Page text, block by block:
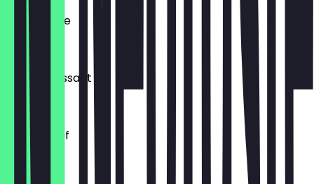
Ofenfrische
0,54 €
Buttercroissant
1,80 €
Laugenzopf
1,20 €